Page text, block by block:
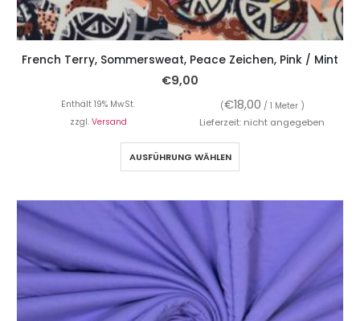
French Terry, Sommersweat, Peace Zeichen, Pink / Mint
€9,00
Enthält 19% MwSt. (€18,00 / 1 Meter )
zzgl. Versand Lieferzeit: nicht angegeben
AUSFÜHRUNG WÄHLEN